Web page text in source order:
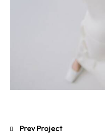
Prev Project